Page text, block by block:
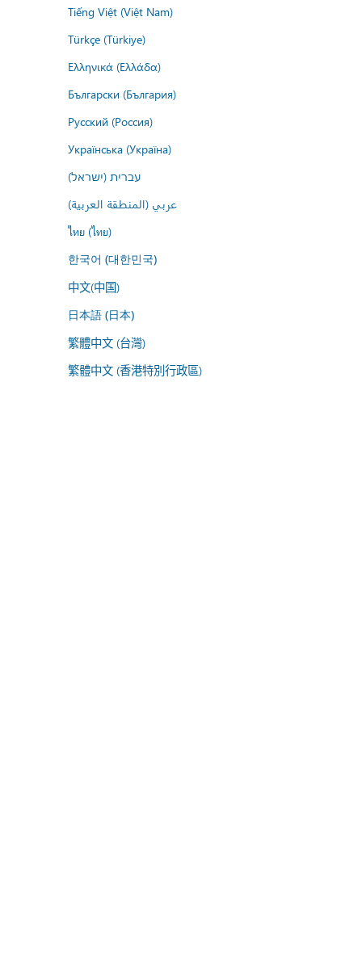
Tiếng Việt (Việt Nam)
Türkçe (Türkiye)
Ελληνικά (Ελλάδα)
Български (България)
Русский (Россия)
Українська (Україна)
עברית (ישראל)
عربي (المنطقة العربية)
ไทย (ไทย)
한국어 (대한민국)
中文(中国)
日本語 (日本)
繁體中文 (台灣)
繁體中文 (香港特別行政區)